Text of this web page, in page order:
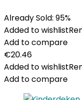
Already Sold: 95%
Added to wishlist
Add to compare
€20.46
Added to wishlist
Add to compare